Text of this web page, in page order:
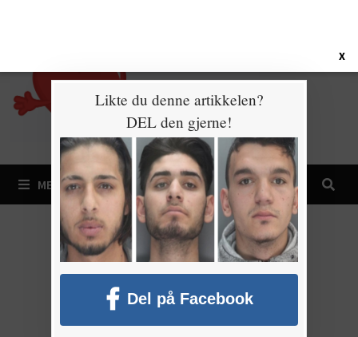
MENY
X
Likte du denne artikkelen?
DEL den gjerne!
Del på Facebook